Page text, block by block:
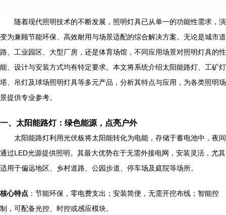
随着现代照明技术的不断发展，照明灯具已从单一的功能性需求，演
变为兼顾节能环保、高效耐用与场景适配的综合解决方案。无论是城市道
路、工业园区、大型厂房，还是体育场馆，不同应用场景对照明灯具的性
能、设计与安装方式均有特定要求。本文将系统介绍太阳能路灯、工矿灯
塔、吊灯及球场照明灯具等多元产品，分析其特点与应用，为各类照明场
景提供专业参考。
一、太阳能路灯：绿色能源，点亮户外
太阳能路灯利用光伏板将太阳能转化为电能，存储于蓄电池中，夜间
通过LED光源提供照明。其最大优势在于无需外接电网，安装灵活，尤其
适用于偏远地区、乡村道路、公园步道、停车场及庭院等场所。
核心特点 ：节能环保，零电费支出；安装简便，无需开挖布线；智能控
制，可配备光控、时控或感应模块。